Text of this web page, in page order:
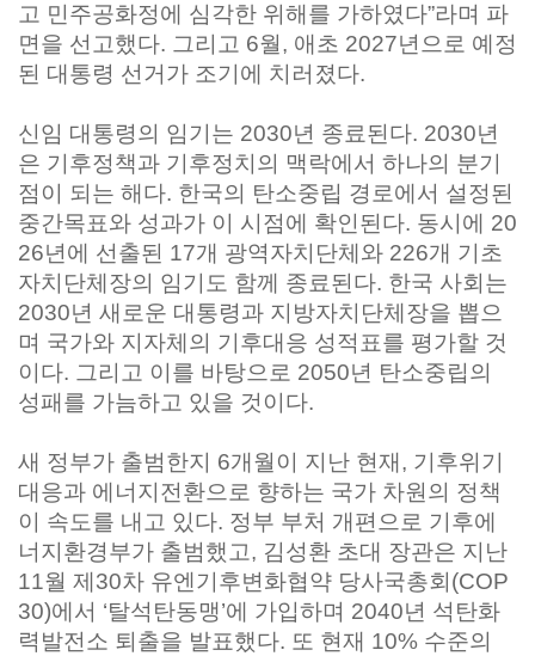
고 민주공화정에 심각한 위해를 가하였다”라며 파
면을 선고했다. 그리고 6월, 애초 2027년으로 예정
된 대통령 선거가 조기에 치러졌다.
신임 대통령의 임기는 2030년 종료된다. 2030년
은 기후정책과 기후정치의 맥락에서 하나의 분기
점이 되는 해다. 한국의 탄소중립 경로에서 설정된
중간목표와 성과가 이 시점에 확인된다. 동시에 20
26년에 선출된 17개 광역자치단체와 226개 기초
자치단체장의 임기도 함께 종료된다. 한국 사회는
2030년 새로운 대통령과 지방자치단체장을 뽑으
며 국가와 지자체의 기후대응 성적표를 평가할 것
이다. 그리고 이를 바탕으로 2050년 탄소중립의
성패를 가늠하고 있을 것이다.
새 정부가 출범한지 6개월이 지난 현재, 기후위기
대응과 에너지전환으로 향하는 국가 차원의 정책
이 속도를 내고 있다. 정부 부처 개편으로 기후에
너지환경부가 출범했고, 김성환 초대 장관은 지난
11월 제30차 유엔기후변화협약 당사국총회(COP
30)에서 ‘탈석탄동맹’에 가입하며 2040년 석탄화
력발전소 퇴출을 발표했다. 또 현재 10% 수준의